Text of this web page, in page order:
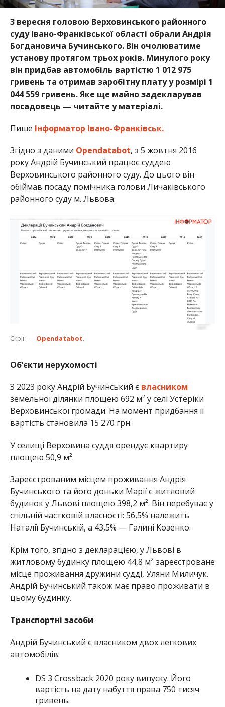
3 вересня головою Верховинського районного
суду Івано-Франківської області обрали Андрія
Богдановича Бучинського. Він очолюватиме
установу протягом трьох років. Минулого року
він придбав автомобіль вартістю 1 012 975
гривень та отримав заробітну плату у розмірі 1
044 559 гривень. Яке ще майно задекларував
посадовець — читайте у матеріалі.
Пише Інформатор Івано-Франківськ.
Згідно з даними Opendatabot, з 5 жовтня 2016
року Андрій Бучинський працює суддею
Верховинського районного суду. До цього він
обіймав посаду помічника голови Личаківського
районного суду м. Львова.
Скрін — Opendatabot.
Об’єкти нерухомості
З 2023 року Андрій Бучинський є власником
земельної ділянки площею 692 м² у селі Устеріки
Верховинської громади. На момент придбання її
вартість становила 15 270 грн.
У селищі Верховина суддя орендує квартиру
площею 50,9 м².
Зареєстрованим місцем проживання Андрія
Бучинського та його доньки Марії є житловий
будинок у Львові площею 398,2 м². Він перебуває у
спільній частковій власності: 56,5% належить
Наталії Бучинській, а 43,5% — Галині Козенко.
Крім того, згідно з декларацією, у Львові в
житловому будинку площею 44,8 м² зареєстроване
місце проживання дружини судді, Уляни Миличук.
Андрій Бучинський також має право проживати в
цьому будинку.
Транспортні засоби
Андрій Бучинський є власником двох легкових
автомобілів:
DS 3 Crossback 2020 року випуску. Його
вартість на дату набуття права 750 тисяч
гривень.